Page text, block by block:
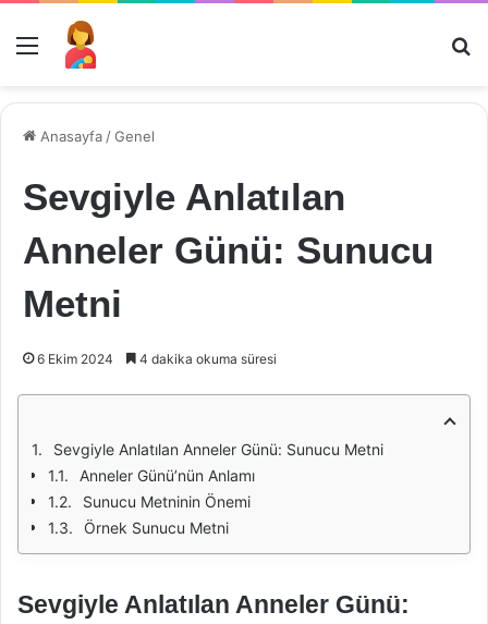
Menü
Anasayfa /Genel
Sevgiyle Anlatılan
Anneler Günü: Sunucu
Metni
6 Ekim 2024 4 dakika okuma süresi
Sevgiyle Anlatılan Anneler Günü: Sunucu Metni
Anneler Günü’nün Anlamı
Sunucu Metninin Önemi
Örnek Sunucu Metni
Sevgiyle Anlatılan Anneler Günü: